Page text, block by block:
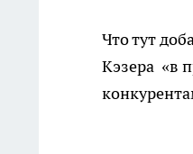
Что тут
Кэзера «в